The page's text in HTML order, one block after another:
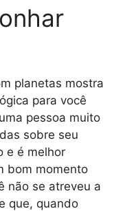
planetas mostra
para você
pessoa muito
sobre seu
e é melhor
bom momento
não se atreveu a
que, quando